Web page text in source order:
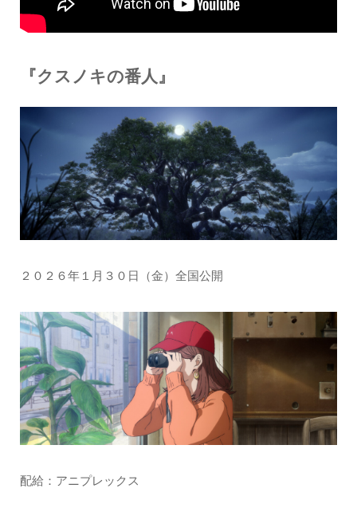
『クスノキの番人』
２０２６年１月３０日（金）全国公開
配給：アニプレックス